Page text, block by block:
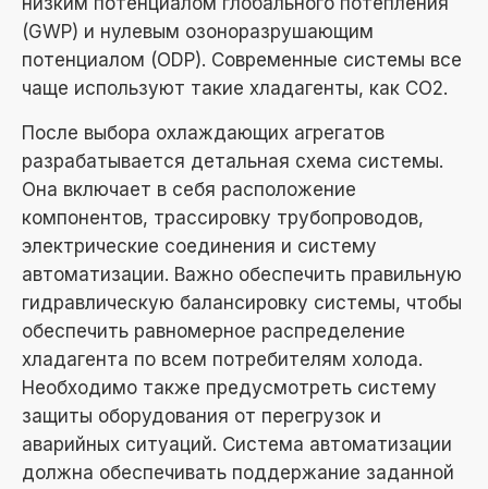
(GWP) и нулевым озоноразрушающим
потенциалом (ODP). Современные системы все
чаще используют такие хладагенты, как CO2.
После выбора охлаждающих агрегатов
разрабатывается детальная схема системы.
Она включает в себя расположение
компонентов, трассировку трубопроводов,
электрические соединения и систему
автоматизации. Важно обеспечить правильную
гидравлическую балансировку системы, чтобы
обеспечить равномерное распределение
хладагента по всем потребителям холода.
Необходимо также предусмотреть систему
защиты оборудования от перегрузок и
аварийных ситуаций. Система автоматизации
должна обеспечивать поддержание заданной